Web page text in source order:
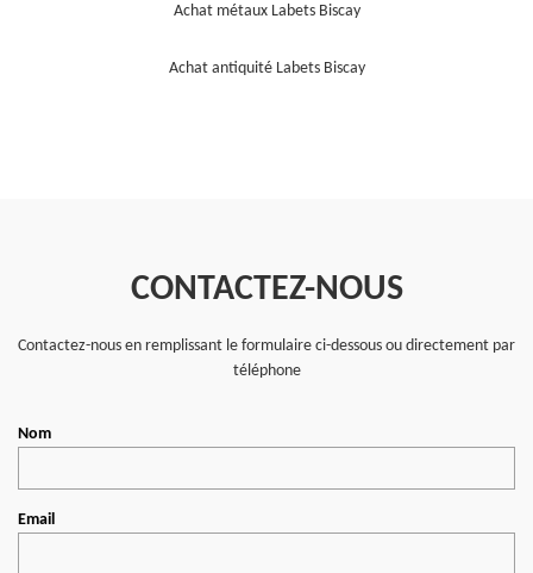
Achat métaux Labets Biscay
Achat antiquité Labets Biscay
CONTACTEZ-NOUS
Contactez-nous en remplissant le formulaire ci-dessous ou directement par
téléphone
Nom
Email